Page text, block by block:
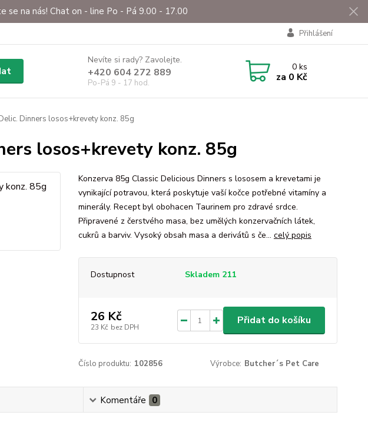
na nás! Chat on - line Po - Pá 9.00 - 17.00
Přihlášení
Nevíte si rady? Zavolejte.
+420 604 272 889
Po-Pá 9 - 17 hod.
0ks
za 0 Kč
Dinners losos+krevety konz. 85g
losos+krevety konz. 85g
Konzerva 85g Classic Delicious Dinners s lososem a krevetami je
vynikající potravou, která poskytuje vaší kočce potřebné vitamíny a
minerály. Recept byl obohacen Taurinem pro zdravé srdce.
Připravené z čerstvého masa, bez umělých konzervačních látek,
cukrů a barviv. Vysoký obsah masa a derivátů s če... celý popis
Dostupnost Skladem 211
26 Kč
23 Kč bez DPH
Přidat do košíku
Číslo produktu: 102856 Výrobce: Butcher´s Pet Care
Komentáře 0